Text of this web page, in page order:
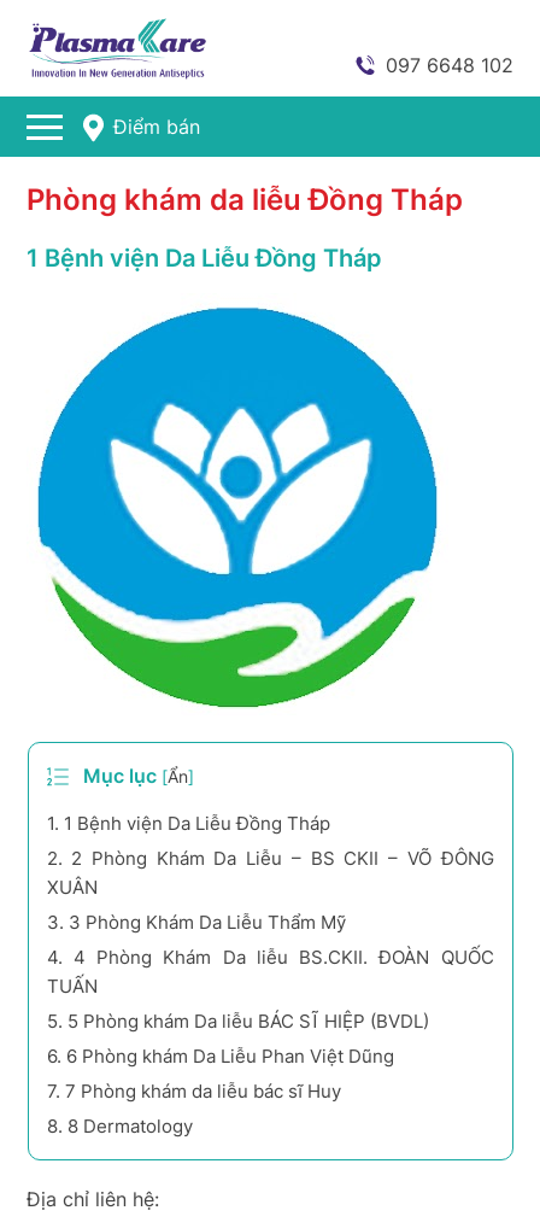
097 6648 102
Điểm bán
Phòng khám da liễu Đồng Tháp
1 Bệnh viện Da Liễu Đồng Tháp
Mục lục [Ẩn]
1. 1 Bệnh viện Da Liễu Đồng Tháp
2. 2 Phòng Khám Da Liễu – BS CKII – VÕ ĐÔNG
XUÂN
3. 3 Phòng Khám Da Liễu Thẩm Mỹ
4. 4 Phòng Khám Da liễu BS.CKII. ĐOÀN QUỐC
TUẤN
5. 5 Phòng khám Da liễu BÁC SĨ HIỆP (BVDL)
6. 6 Phòng khám Da Liễu Phan Việt Dũng
7. 7 Phòng khám da liễu bác sĩ Huy
8. 8 Dermatology
Địa chỉ liên hệ: